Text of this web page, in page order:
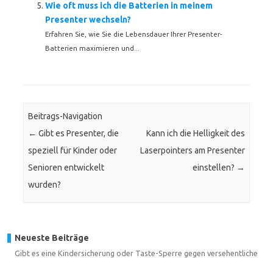
Wie oft muss ich die Batterien in meinem
Presenter wechseln?
Erfahren Sie, wie Sie die Lebensdauer Ihrer Presenter-
Batterien maximieren und...
Beitrags-Navigation
← Gibt es Presenter, die
speziell für Kinder oder
Senioren entwickelt
wurden?
Kann ich die Helligkeit des
Laserpointers am Presenter
einstellen? →
Neueste Beiträge
Gibt es eine Kindersicherung oder Taste-Sperre gegen versehentliche